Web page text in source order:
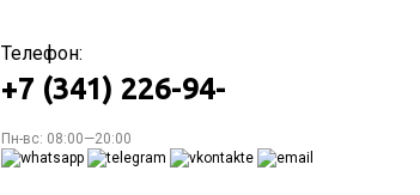
Телефон:
+7 (341) 226-94-
Пн-вс: 08:00—20:00